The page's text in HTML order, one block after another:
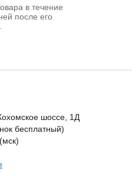
в течение
после его
шоссе, 1Д
бесплатный)